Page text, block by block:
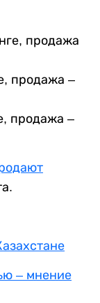
продажа
продажа –
продажа –
– мнение